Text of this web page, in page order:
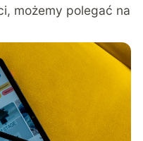
możemy polegać na